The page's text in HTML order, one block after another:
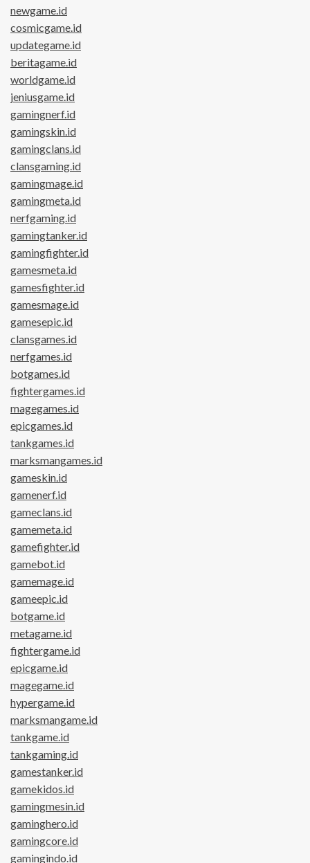
newgame.id
cosmicgame.id
updategame.id
beritagame.id
worldgame.id
jeniusgame.id
gamingnerf.id
gamingskin.id
gamingclans.id
clansgaming.id
gamingmage.id
gamingmeta.id
nerfgaming.id
gamingtanker.id
gamingfighter.id
gamesmeta.id
gamesfighter.id
gamesmage.id
gamesepic.id
clansgames.id
nerfgames.id
botgames.id
fightergames.id
magegames.id
epicgames.id
tankgames.id
marksmangames.id
gameskin.id
gamenerf.id
gameclans.id
gamemeta.id
gamefighter.id
gamebot.id
gamemage.id
gameepic.id
botgame.id
metagame.id
fightergame.id
epicgame.id
magegame.id
hypergame.id
marksmangame.id
tankgame.id
tankgaming.id
gamestanker.id
gamekidos.id
gamingmesin.id
gaminghero.id
gamingcore.id
gamingindo.id